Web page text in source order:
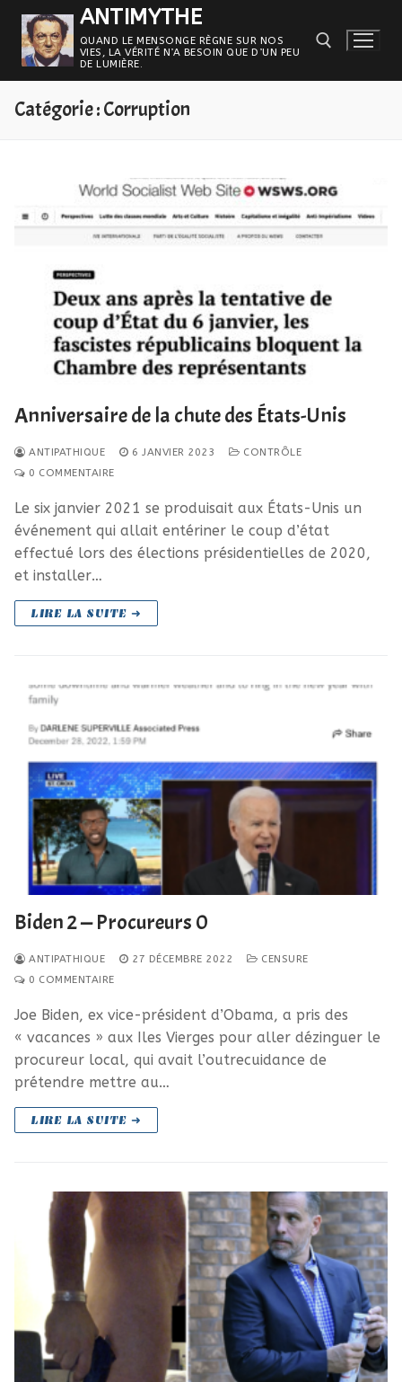
Aller
contenu
ANTIMYTHE
QUAND LE MENSONGE RÈGNE SUR NOS
VIES, LA VÉRITÉ N’A BESOIN QUE D’UN PEU
DE LUMIÈRE.
Rechercher :
Catégorie :Corruption
Anniversaire de la chute des États-Unis
ANTIPATHIQUE 6 JANVIER 2023
CONTRÔLE
0 COMMENTAIRE
Le six janvier 2021 se produisait aux États-Unis un
événement qui allait entériner le coup d’état
effectué lors des élections présidentielles de 2020,
et installer…
LIRE LA SUITE ➜
Biden 2 — Procureurs 0
ANTIPATHIQUE 27 DÉCEMBRE 2022
CENSURE
0 COMMENTAIRE
Joe Biden, ex vice-président d’Obama, a pris des
« vacances » aux Iles Vierges pour aller dézinguer le
procureur local, qui avait l’outrecuidance de
prétendre mettre au…
LIRE LA SUITE ➜